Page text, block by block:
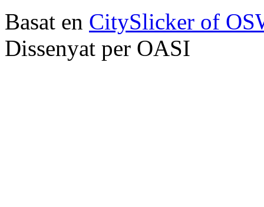
Basat en CitySlicker of
Dissenyat per OASI